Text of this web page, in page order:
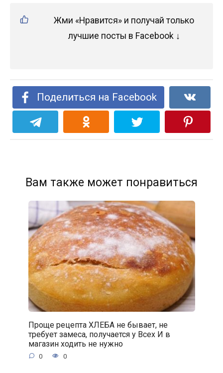
Жми «Нравится» и получай только
лучшие посты в Facebook ↓
Поделиться на Facebook
Вам также может понравиться
Проще рецепта ХЛЕБА не бывает, не
требует замеса, получается у Всех И в
магазин ходить не нужно
0 0